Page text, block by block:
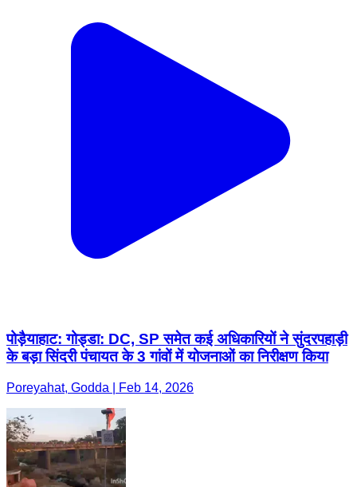
पोड़ैयाहाट: गोड्डा: DC, SP समेत कई अधिकारियों ने सुंदरपहाड़ी
के बड़ा सिंदरी पंचायत के 3 गांवों में योजनाओं का निरीक्षण किया
Poreyahat, Godda | Feb 14, 2026